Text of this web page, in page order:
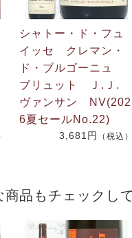
シャトー・ド・フュ
イッセ クレマン・
ド・ブルゴーニュ
ブリュット Ｊ.Ｊ.
ヴァンサン NV(202
6夏セールNo.22)
3,681円 （税込）
品もチェックし